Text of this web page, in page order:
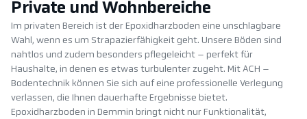
Private und Wohnbereiche
Im privaten Bereich ist der Epoxidharzboden eine unschlagbare
Wahl, wenn es um Strapazierfähigkeit geht. Unsere Böden sind
nahtlos und zudem besonders pflegeleicht – perfekt für
Haushalte, in denen es etwas turbulenter zugeht. Mit ACH –
Bodentechnik können Sie sich auf eine professionelle Verlegung
verlassen, die Ihnen dauerhafte Ergebnisse bietet.
Epoxidharzboden in Demmin bringt nicht nur Funktionalität,